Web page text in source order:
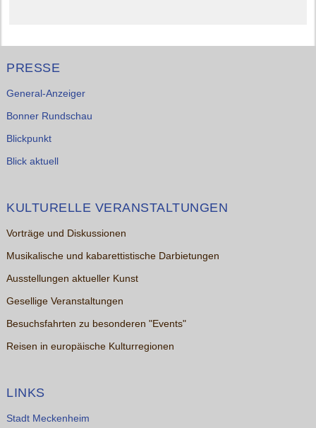
PRESSE
General-Anzeiger
Bonner Rundschau
Blickpunkt
Blick aktuell
KULTURELLE VERANSTALTUNGEN
Vorträge und Diskussionen
Musikalische und kabarettistische Darbietungen
Ausstellungen aktueller Kunst
Gesellige Veranstaltungen
Besuchsfahrten zu besonderen "Events"
Reisen in europäische Kulturregionen
LINKS
Stadt Meckenheim